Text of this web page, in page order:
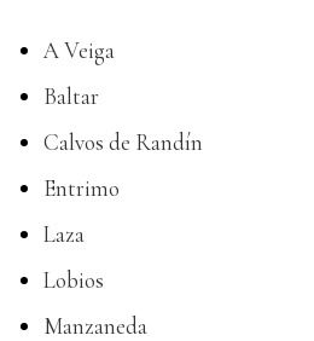
A Veiga
Baltar
Calvos de Randín
Entrimo
Laza
Lobios
Manzaneda